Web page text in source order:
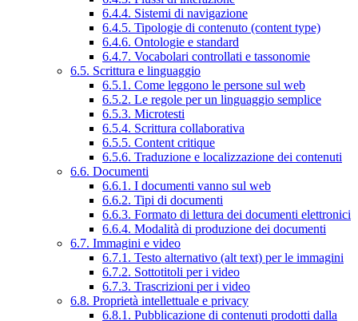
6.4.4. Sistemi di navigazione
6.4.5. Tipologie di contenuto (content type)
6.4.6. Ontologie e standard
6.4.7. Vocabolari controllati e tassonomie
6.5. Scrittura e linguaggio
6.5.1. Come leggono le persone sul web
6.5.2. Le regole per un linguaggio semplice
6.5.3. Microtesti
6.5.4. Scrittura collaborativa
6.5.5. Content critique
6.5.6. Traduzione e localizzazione dei contenuti
6.6. Documenti
6.6.1. I documenti vanno sul web
6.6.2. Tipi di documenti
6.6.3. Formato di lettura dei documenti elettronici
6.6.4. Modalità di produzione dei documenti
6.7. Immagini e video
6.7.1. Testo alternativo (alt text) per le immagini
6.7.2. Sottotitoli per i video
6.7.3. Trascrizioni per i video
6.8. Proprietà intellettuale e privacy
6.8.1. Pubblicazione di contenuti prodotti dalla